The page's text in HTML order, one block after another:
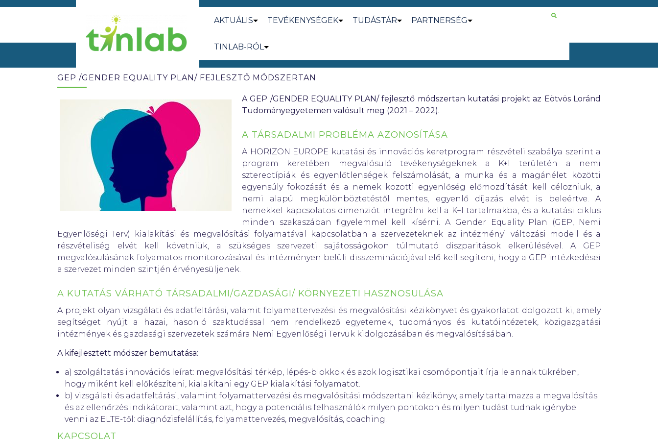
AKTUÁLIS TEVÉKENYSÉGEK TUDÁSTÁR PARTNERSÉG
TINLAB-RÓL
GEP /GENDER EQUALITY PLAN/ FEJLESZTŐ MÓDSZERTAN
A GEP /GENDER EQUALITY PLAN/ fejlesztő módszertan kutatási projekt az Eötvös Loránd
Tudományegyetemen valósult meg (2021 – 2022).
A TÁRSADALMI PROBLÉMA AZONOSÍTÁSA
A HORIZON EUROPE kutatási és innovációs keretprogram részvételi szabálya szerint a
program keretében megvalósuló tevékenységeknek a K+I területén a nemi
sztereotípiák és egyenlőtlenségek felszámolását, a munka és a magánélet közötti
egyensúly fokozását és a nemek közötti egyenlőség előmozdítását kell célozniuk, a
nemi alapú megkülönböztetéstől mentes, egyenlő díjazás elvét is beleértve. A
nemekkel kapcsolatos dimenziót integrálni kell a K+I tartalmakba, és a kutatási ciklus
minden szakaszában figyelemmel kell kísérni. A Gender Equality Plan (GEP, Nemi
Egyenlőségi Terv) kialakítási és megvalósítási folyamatával kapcsolatban a szervezeteknek az intézményi változási modell és a
részvételiség elvét kell követniük, a szükséges szervezeti sajátosságokon túlmutató diszparitások elkerülésével. A GEP
megvalósulásának folyamatos monitorozásával és intézményen belüli disszeminációjával elő kell segíteni, hogy a GEP intézkedései
a szervezet minden szintjén érvényesüljenek.
A KUTATÁS VÁRHATÓ TÁRSADALMI/GAZDASÁGI/ KÖRNYEZETI HASZNOSULÁSA
A projekt olyan vizsgálati és adatfeltárási, valamit folyamattervezési és megvalósítási kézikönyvet és gyakorlatot dolgozott ki, amely
segítséget nyújt a hazai, hasonló szaktudással nem rendelkező egyetemek, tudományos és kutatóintézetek, közigazgatási
intézmények és gazdasági szervezetek számára Nemi Egyenlőségi Tervük kidolgozásában és megvalósításában.
A kifejlesztett módszer bemutatása:
a) szolgáltatás innovációs leírat: megvalósítási térkép, lépés-blokkok és azok logisztikai csomópontjait írja le annak tükrében,
hogy miként kell előkészíteni, kialakítani egy GEP kialakítási folyamatot.
b) vizsgálati és adatfeltárási, valamint folyamattervezési és megvalósítási módszertani kézikönyv, amely tartalmazza a megvalósítás
és az ellenőrzés indikátorait, valamint azt, hogy a potenciális felhasználók milyen pontokon és milyen tudást tudnak igénybe
venni az ELTE-től: diagnózisfelállítás, folyamattervezés, megvalósítás, coaching.
KAPCSOLAT